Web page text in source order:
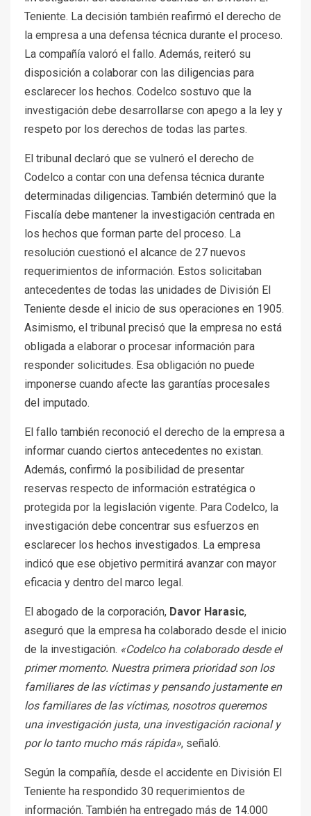
Teniente. La decisión también reafirmó el derecho de
la empresa a una defensa técnica durante el proceso.
La compañía valoró el fallo. Además, reiteró su
disposición a colaborar con las diligencias para
esclarecer los hechos. Codelco sostuvo que la
investigación debe desarrollarse con apego a la ley y
respeto por los derechos de todas las partes.
El tribunal declaró que se vulneró el derecho de
Codelco a contar con una defensa técnica durante
determinadas diligencias. También determinó que la
Fiscalía debe mantener la investigación centrada en
los hechos que forman parte del proceso. La
resolución cuestionó el alcance de 27 nuevos
requerimientos de información. Estos solicitaban
antecedentes de todas las unidades de División El
Teniente desde el inicio de sus operaciones en 1905.
Asimismo, el tribunal precisó que la empresa no está
obligada a elaborar o procesar información para
responder solicitudes. Esa obligación no puede
imponerse cuando afecte las garantías procesales
del imputado.
El fallo también reconoció el derecho de la empresa a
informar cuando ciertos antecedentes no existan.
Además, confirmó la posibilidad de presentar
reservas respecto de información estratégica o
protegida por la legislación vigente. Para Codelco, la
investigación debe concentrar sus esfuerzos en
esclarecer los hechos investigados. La empresa
indicó que ese objetivo permitirá avanzar con mayor
eficacia y dentro del marco legal.
El abogado de la corporación, Davor Harasic,
aseguró que la empresa ha colaborado desde el inicio
de la investigación. «Codelco ha colaborado desde el
primer momento. Nuestra primera prioridad son los
familiares de las víctimas y pensando justamente en
los familiares de las víctimas, nosotros queremos
una investigación justa, una investigación racional y
por lo tanto mucho más rápida», señaló.
Según la compañía, desde el accidente en División El
Teniente ha respondido 30 requerimientos de
información. También ha entregado más de 14.000